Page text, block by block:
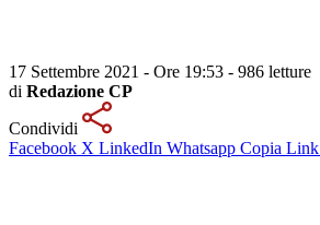
17 Settembre 2021 - Ore 19:53 - 986 letture
di Redazione CP
Condividi
Facebook X LinkedIn Whatsapp Copia Link